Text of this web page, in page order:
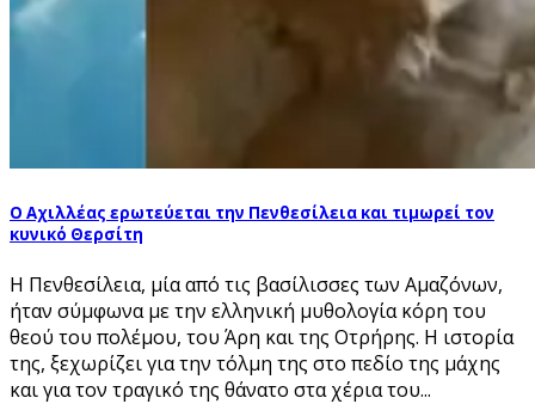
Ο Αχιλλέας ερωτεύεται την Πενθεσίλεια και τιμωρεί τον
κυνικό Θερσίτη
Η Πενθεσίλεια, μία από τις βασίλισσες των Αμαζόνων,
ήταν σύμφωνα με την ελληνική μυθολογία κόρη του
θεού του πολέμου, του Άρη και της Οτρήρης. Η ιστορία
της, ξεχωρίζει για την τόλμη της στο πεδίο της μάχης
και για τον τραγικό της θάνατο στα χέρια του...